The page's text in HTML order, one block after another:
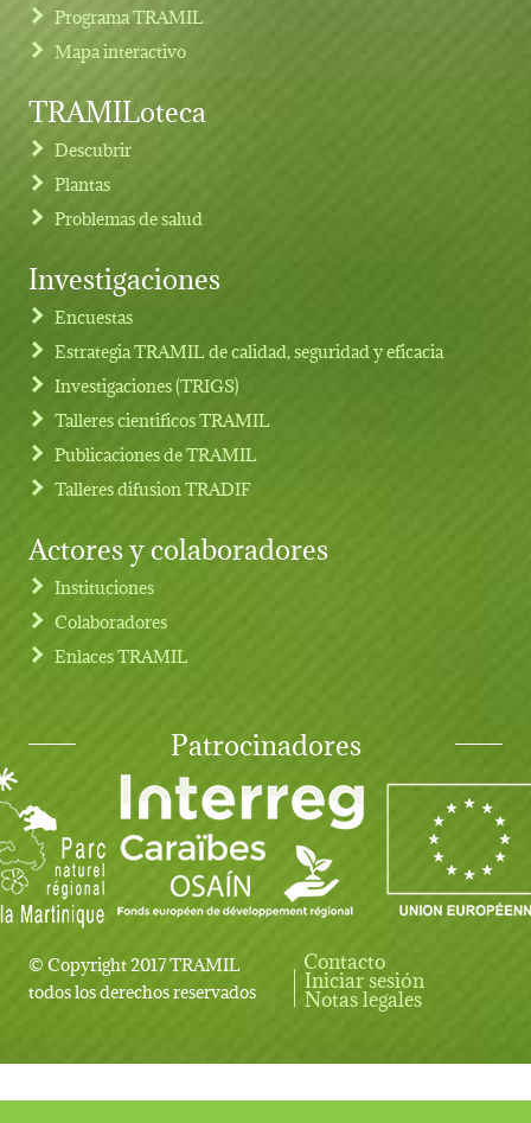
Footer menu
Programa TRAMIL
Mapa interactivo
TRAMILoteca
Descubrir
Plantas
Problemas de salud
Investigaciones
Encuestas
Estrategia TRAMIL de calidad, seguridad y eficacia
Investigaciones (TRIGS)
Talleres cientificos TRAMIL
Publicaciones de TRAMIL
Talleres difusion TRADIF
Actores y colaboradores
Instituciones
Colaboradores
Enlaces TRAMIL
Patrocinadores
© Copyright 2017 TRAMIL
todos los derechos reservados
User account menu
Contacto
Iniciar sesión
Notas legales